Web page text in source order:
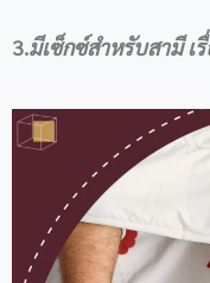
3.มีเซ็กซ์สำหรับสามี เ